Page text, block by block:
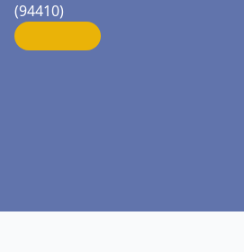
(94410)